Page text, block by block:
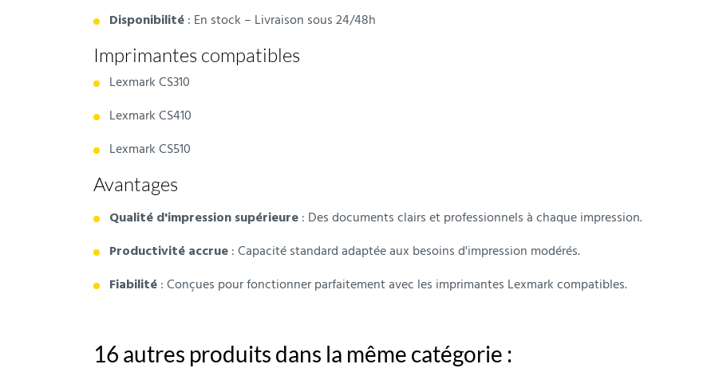
Disponibilité: En stock – Livraison sous 24/48h
Imprimantes compatibles
Lexmark CS310
Lexmark CS410
Lexmark CS510
Avantages
Qualité d'impression supérieure: Des documents clairs et professionnels à chaque impression.
Productivité accrue:Capacité standard adaptée aux besoins d'impression modérés.
Fiabilité:Conçues pour fonctionner parfaitement avec les imprimantes Lexmark compatibles.
16 autres produits dans la même catégorie :